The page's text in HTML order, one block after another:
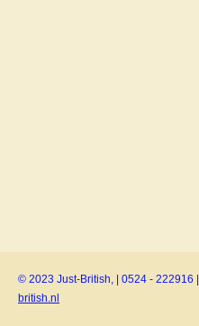
© 2023 Just-British, | 0524 - 222916
british.nl